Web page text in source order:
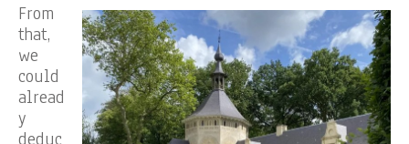
From
that,
we
could
alread
y
deduc